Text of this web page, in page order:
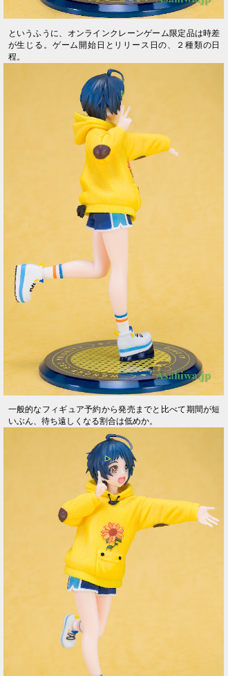
というふうに、オンラインクレーンゲーム限定品は時差
が生じる。ゲーム開始日とリリース日の、２種類の日
程。
一般的なフィギュア予約から発売までと比べて期間が短
いぶん、待ち遠しくなる割合は低めか。